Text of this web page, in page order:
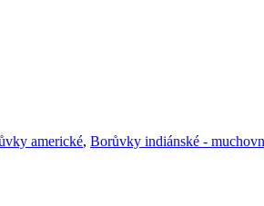
americké, Borůvky indiánské -